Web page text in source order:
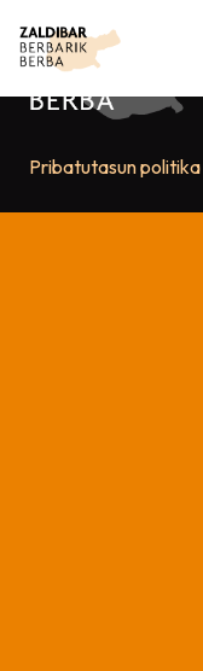
Pribatutasun politika